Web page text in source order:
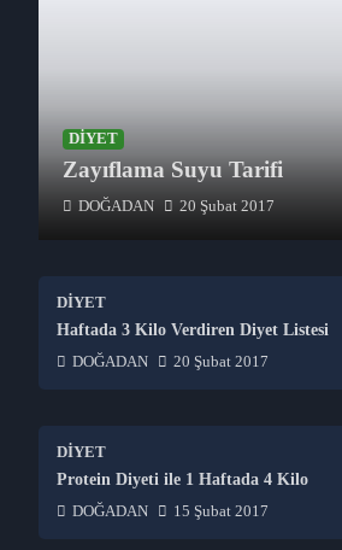
DIYET
Zayıflama Suyu Tarifi
DOĞADAN 20 Şubat 2017
DIYET
Haftada 3 Kilo Verdiren Diyet Listesi
DOĞADAN 20 Şubat 2017
DIYET
Protein Diyeti ile 1 Haftada 4 Kilo
DOĞADAN 15 Şubat 2017